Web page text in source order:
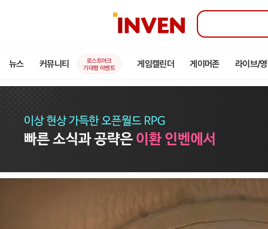
인
뉴스 커뮤니티
로스트아크
기대평 이벤트
게임캘린더 게이머존 라이브/